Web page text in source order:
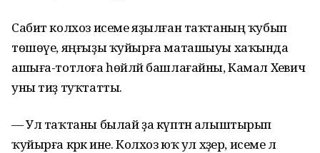
Сабит колхоз исеме яҙылған таҡтаның ҡубып
төшөүе, яңғыҙы ҡуйырға маташыуы хаҡында
ашыға-тотлоға һөйләй башлағайны, Камал Хәевич
уны тиҙ туҡтатты.
— Ул таҡтаны былай ҙа күптән алыштырып
ҡуйырға кәрәк ине. Колхоз юҡ ул хәҙер, исеме лә